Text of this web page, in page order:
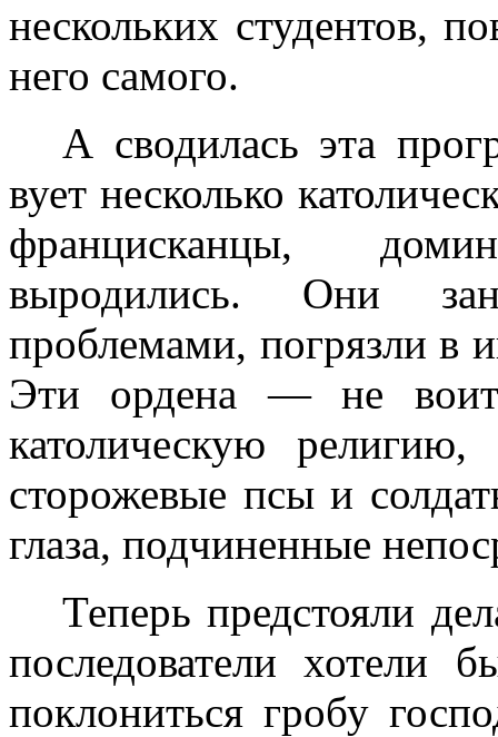
нескольких студентов,
него самого.
А сводилась эта
вует несколько
францисканцы,
выродились. Они
проблемами, погряз­ли в
Эти ордена — не
католическую
сторожевые псы и
глаза, подчиненные
Теперь предстояли
последователи хотели
поклониться гробу